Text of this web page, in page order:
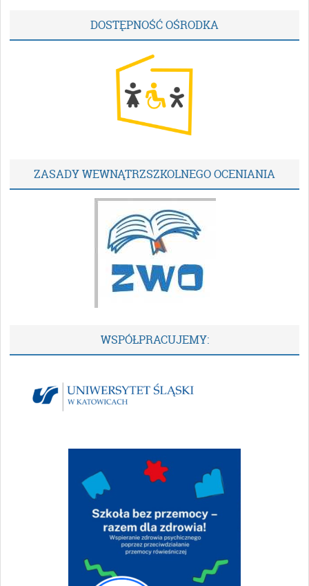
DOSTĘPNOŚĆ OŚRODKA
ZASADY WEWNĄTRZSZKOLNEGO OCENIANIA
WSPÓŁPRACUJEMY: